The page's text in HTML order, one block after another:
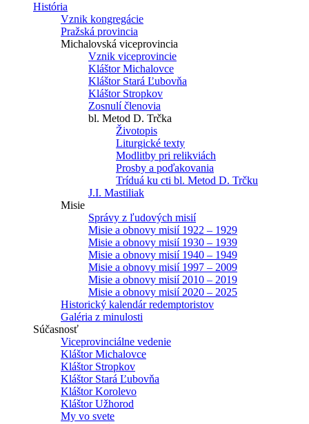
História
Vznik kongregácie
Pražská provincia
Michalovská viceprovincia
Vznik viceprovincie
Kláštor Michalovce
Kláštor Stará Ľubovňa
Kláštor Stropkov
Zosnulí členovia
bl. Metod D. Trčka
Životopis
Liturgické texty
Modlitby pri relikviách
Prosby a poďakovania
Tríduá ku cti bl. Metod D. Trčku
J.I. Mastiliak
Misie
Správy z ľudových misií
Misie a obnovy misií 1922 – 1929
Misie a obnovy misií 1930 – 1939
Misie a obnovy misií 1940 – 1949
Misie a obnovy misií 1997 – 2009
Misie a obnovy misií 2010 – 2019
Misie a obnovy misií 2020 – 2025
Historický kalendár redemptoristov
Galéria z minulosti
Súčasnosť
Viceprovinciálne vedenie
Kláštor Michalovce
Kláštor Stropkov
Kláštor Stará Ľubovňa
Kláštor Korolevo
Kláštor Užhorod
My vo svete